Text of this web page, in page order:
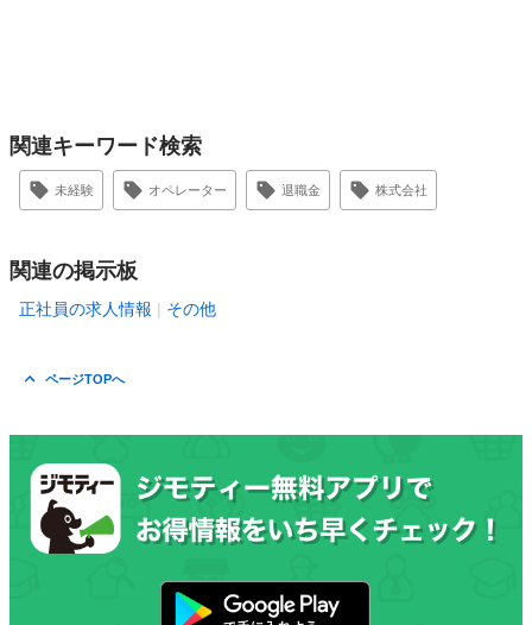
関連キーワード検索
未経験 オペレーター 退職金 株式会社
関連の掲示板
正社員の求人情報 その他
ページTOPへ